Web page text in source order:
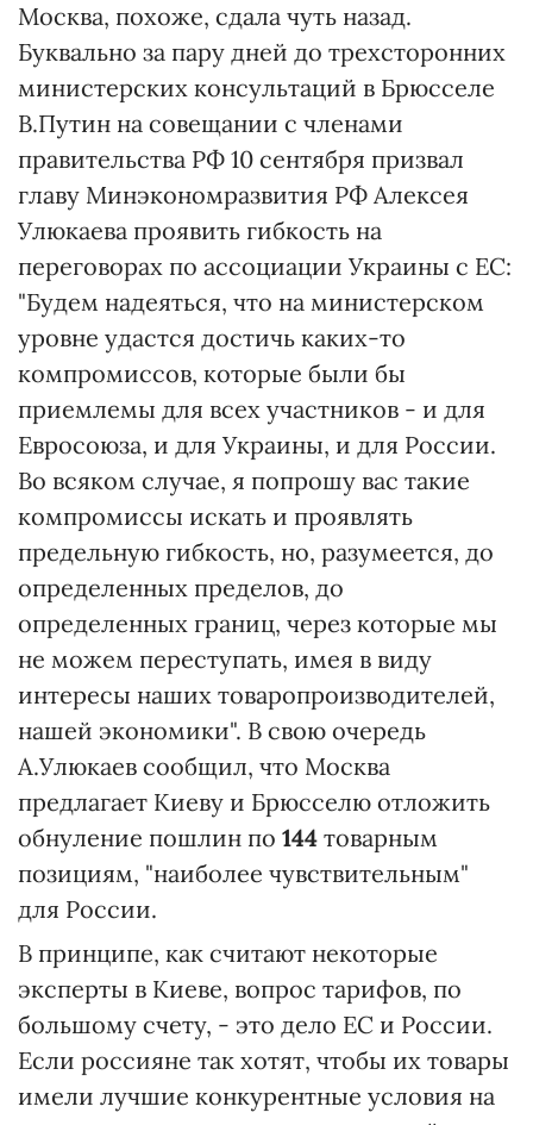
Москва, похоже, сдала чуть назад.
Буквально за пару дней до трехсторонних
министерских консультаций в Брюсселе
В.Путин на совещании с членами
правительства РФ 10 сентября призвал
главу Минэкономразвития РФ Алексея
Улюкаева проявить гибкость на
переговорах по ассоциации Украины с ЕС:
"Будем надеяться, что на министерском
уровне удастся достичь каких-то
компромиссов, которые были бы
приемлемы для всех участников - и для
Евросоюза, и для Украины, и для России.
Во всяком случае, я попрошу вас такие
компромиссы искать и проявлять
предельную гибкость, но, разумеется, до
определенных пределов, до
определенных границ, через которые мы
не можем переступать, имея в виду
интересы наших товаропроизводителей,
нашей экономики". В свою очередь
А.Улюкаев сообщил, что Москва
предлагает Киеву и Брюсселю отложить
обнуление пошлин по 144 товарным
позициям, "наиболее чувствительным"
для России.
В принципе, как считают некоторые
эксперты в Киеве, вопрос тарифов, по
большому счету, - это дело ЕС и России.
Если россияне так хотят, чтобы их товары
имели лучшие конкурентные условия на